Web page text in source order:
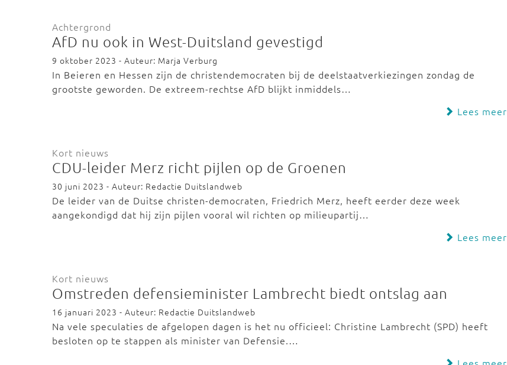
Achtergrond
AfD nu ook in West-Duitsland gevestigd
9 oktober 2023 - Auteur: Marja Verburg
In Beieren en Hessen zijn de christendemocraten bij de deelstaatverkiezingen zondag de
grootste geworden. De extreem-rechtse AfD blijkt inmiddels…
Lees meer
Kort nieuws
CDU-leider Merz richt pijlen op de Groenen
30 juni 2023 - Auteur: Redactie Duitslandweb
De leider van de Duitse christen-democraten, Friedrich Merz, heeft eerder deze week
aangekondigd dat hij zijn pijlen vooral wil richten op milieupartij…
Lees meer
Kort nieuws
Omstreden defensieminister Lambrecht biedt ontslag aan
16 januari 2023 - Auteur: Redactie Duitslandweb
Na vele speculaties de afgelopen dagen is het nu officieel: Christine Lambrecht (SPD) heeft
besloten op te stappen als minister van Defensie.…